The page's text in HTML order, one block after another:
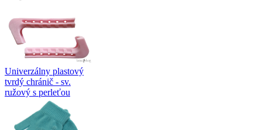
Univerzálny plastový
tvrdý chránič - sv.
ružový s perleťou